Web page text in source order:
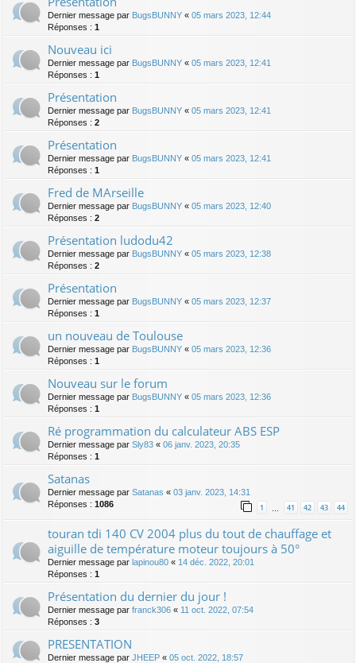
Dernier message par BugsBUNNY « 05 mars 2023, 12:44
Réponses : 1
Nouveau ici
Dernier message par BugsBUNNY « 05 mars 2023, 12:41
Réponses : 1
Présentation
Dernier message par BugsBUNNY « 05 mars 2023, 12:41
Réponses : 2
Présentation
Dernier message par BugsBUNNY « 05 mars 2023, 12:41
Réponses : 1
Fred de MArseille
Dernier message par BugsBUNNY « 05 mars 2023, 12:40
Réponses : 2
Présentation ludodu42
Dernier message par BugsBUNNY « 05 mars 2023, 12:38
Réponses : 2
Présentation
Dernier message par BugsBUNNY « 05 mars 2023, 12:37
Réponses : 1
un nouveau de Toulouse
Dernier message par BugsBUNNY « 05 mars 2023, 12:36
Réponses : 1
Nouveau sur le forum
Dernier message par BugsBUNNY « 05 mars 2023, 12:36
Réponses : 1
Ré programmation du calculateur ABS ESP
Dernier message par Sly83 « 06 janv. 2023, 20:35
Réponses : 1
Satanas
Dernier message par Satanas « 03 janv. 2023, 14:31
Réponses : 1086 1 41 42 43 44
touran tdi 140 CV 2004 plus du tout de chauffage et
aiguille de température moteur toujours à 50°
Dernier message par lapinou80 « 14 déc. 2022, 20:01
Réponses : 1
Présentation du dernier du jour !
Dernier message par franck306 « 11 oct. 2022, 07:54
Réponses : 3
PRESENTATION
Dernier message par JHEEP « 05 oct. 2022, 18:57